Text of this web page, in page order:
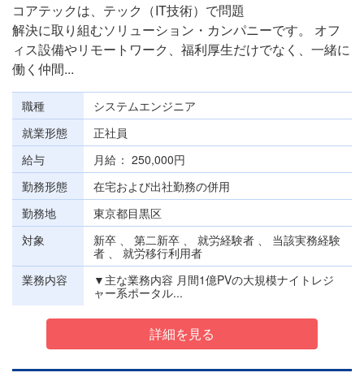
コアテックは、テック（IT技術）で問題
解決に取り組むソリューション・カンパニーです。 オフ
ィス設備やリモートワーク、福利厚生だけでなく、一緒に
働く仲間...
職種
システムエンジニア
就業形態
正社員
給与
月給
250,000円
勤務形態
在宅および出社勤務の併用
勤務地
東京都目黒区
対象
新卒 、 第二新卒 、 就労経験者 、 当該実務経験
者 、 就労移行利用者
業務内容
▼主な業務内容 月間1億PVの大規模ナイトレジ
ャー系ポータル...
詳細を見る